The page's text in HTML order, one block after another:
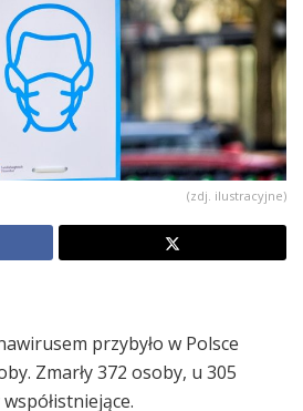
(zdj. ilustracyjne)
przybyło w Polsce
Zmarły 372 osoby, u 305